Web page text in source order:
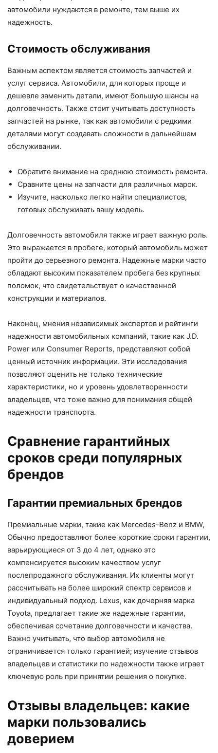
автомобили нуждаются в ремонте, тем выше их
надежность.
Стоимость обслуживания
Важным аспектом является стоимость запчастей и
услуг сервиса. Автомобили, для которых проще и
дешевле заменить детали, имеют большую шансы на
долговечность. Также стоит учитывать доступность
запчастей на рынке, так как автомобили с редкими
деталями могут создавать сложности в дальнейшем
обслуживании.
Обратите внимание на среднюю стоимость ремонта.
Сравните цены на запчасти для различных марок.
Изучите, насколько легко найти специалистов,
готовых обслуживать вашу модель.
Долговечность автомобиля также играет важную роль.
Это выражается в пробеге, который автомобиль может
пройти до серьезного ремонта. Надежные марки часто
обладают высоким показателем пробега без крупных
поломок, что свидетельствует о качественной
конструкции и материалов.
Наконец, мнения независимых экспертов и рейтинги
надежности автомобильных компаний, такие как J.D.
Power или Consumer Reports, представляют собой
ценный источник информации. Эти исследования
позволяют оценить не только технические
характеристики, но и уровень удовлетворенности
владельцев, что тоже важно для понимания общей
надежности транспорта.
Сравнение гарантийных
сроков среди популярных
брендов
Гарантии премиальных брендов
Премиальные марки, такие как Mercedes-Benz и BMW,
Обычно предоставляют более короткие сроки гарантии,
варьирующиеся от 3 до 4 лет, однако это
компенсируется высоким качеством услуг
послепродажного обслуживания. Их клиенты могут
рассчитывать на более широкий спектр сервисов и
индивидуальный подход. Lexus, как дочерняя марка
Toyota, предлагает такие же надежные гарантии,
обеспечивая сочетание долговечности и качества.
Важно учитывать, что выбор автомобиля не
ограничивается только гарантией; изучение отзывов
владельцев и статистики по надежности также играет
ключевую роль при принятии решения о покупке.
Отзывы владельцев: какие
марки пользовались
доверием